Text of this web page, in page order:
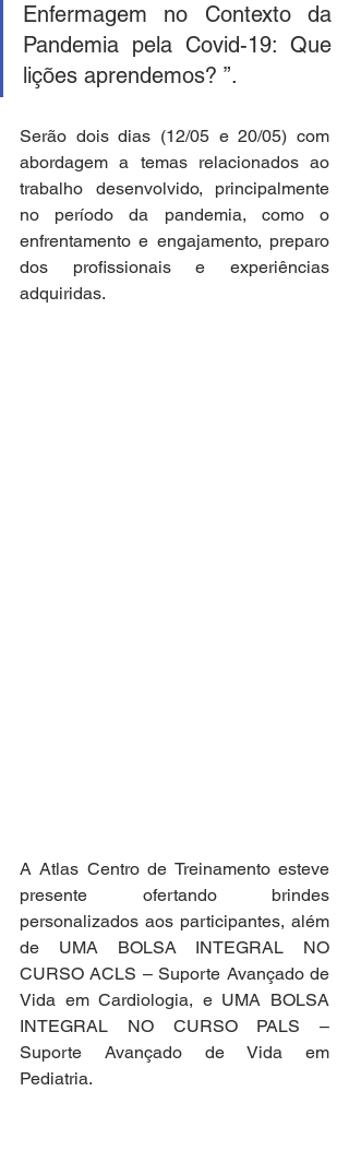
Enfermagem no Contexto da
Pandemia pela Covid-19: Que
lições aprendemos? ”.
Serão dois dias (12/05 e 20/05) com
abordagem a temas relacionados ao
trabalho desenvolvido, principalmente
no período da pandemia, como o
enfrentamento e engajamento, preparo
dos profissionais e experiências
adquiridas.
A Atlas Centro de Treinamento esteve
presente ofertando brindes
personalizados aos participantes, além
de UMA BOLSA INTEGRAL NO
CURSO ACLS – Suporte Avançado de
Vida em Cardiologia, e UMA BOLSA
INTEGRAL NO CURSO PALS –
Suporte Avançado de Vida em
Pediatria.